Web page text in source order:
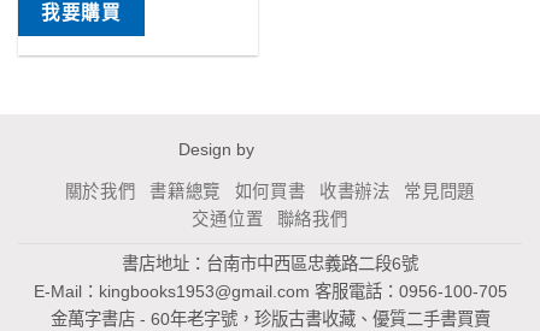
我要購買
Design by
關於我們 書籍總覽 如何買書 收書辦法
常見問題
交通位置
聯絡我們
書店地址：台南市中西區忠義路二段6號
E-Mail： kingbooks1953@gmail.com 客服電話：0956-100-705
金萬字書店 - 60年老字號，珍版古書收藏、優質二手書買賣